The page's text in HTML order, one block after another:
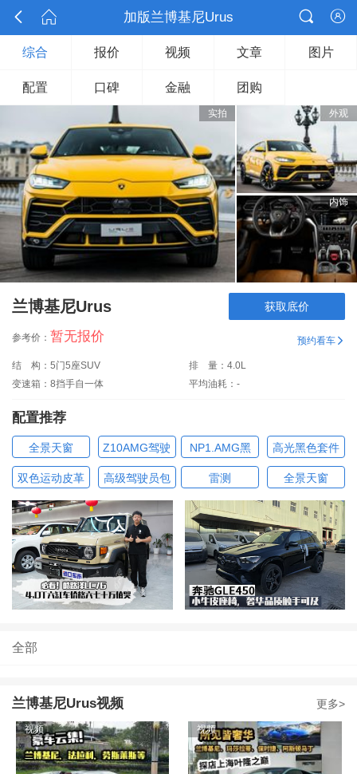
  加版兰博基尼Urus 

综合 报价 视频 文章 图片
配置 口碑 金融 团购
实拍 外观
内饰
兰博基尼Urus 获取底价
参考价： 暂无报价 预约看车 
结
构：5门5座SUV
变速箱：8挡手自一体
排
量：4.0L
平均油耗：-
配置推荐
全景天窗
Z10AMG驾驶
包
NP1.AMG黑
夜包
高光黑色套件
双色运动皮革 高级驾驶员包 雷测 全景天窗
全部
兰博基尼Urus视频 更多>
视频 视频